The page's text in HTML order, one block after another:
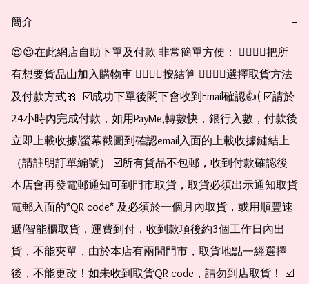
簡介 −
😍😍在此網店自助下單及付款 非常簡單方便： 👉🏻👉🏻把所
有想要貨品山加入購物車 👉🏻👉🏻按結算 👉🏻👉🏻選擇取貨方法
及付款方式🎀  ☑️成功下單後閣下會收到Email確認👍( ☑️請於
24小時內完成付款，如用PayMe,轉數快，銀行入數，付款後
立即上載收據/螢幕截圖到確認email入面的上載收據鏈結上
（請註明訂單編號） ☑️所有貨品不包郵，收到付款確認後
本店會再發電郵通知可到門市取貨，取貨必須出示通知取貨
電郵入面的*QR code* 及必須於一個月內取貨，或用順豐速
遞/智能櫃取貨，運費到付，收到款項後約3個工作日內出
貨，不能夾單，由於本店有兩間門市，取貨地點一經選擇
後，不能更改！如未收到取貨QR code，請勿到店取貨！ ☑️